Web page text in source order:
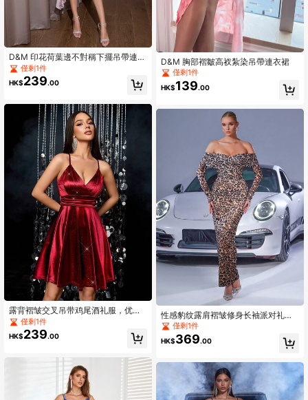
D&M 印花荷葉邊不對稱下擺吊帶連衣
裙 僅剩1件
HK$239.00
露背褶皱交叉吊带鸡尾酒礼服，优雅
大方，适合鸡尾酒会、半正式婚礼宾
客穿着，也适合生日、毕业典礼、感
恩节、新年、节日返校节等各种场
僅剩1件
HK$239.00
D&M 胸部褶皺高衩紮染吊帶連衣裙
僅剩1件
HK$139.00
性感豹纹露肩褶皱修身长袖派对礼
服、婚礼宾客礼服、正式礼服、晚礼
僅剩1件
HK$369.00